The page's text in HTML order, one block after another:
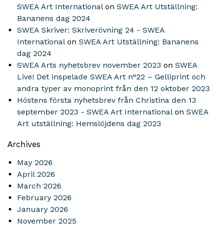
SWEA Art Internationalon SWEA Art Utställning:
Bananens dag 2024
SWEA Skriver: Skriverövning 24 - SWEA
Internationalon SWEA Art Utställning: Bananens
dag 2024
SWEA Arts nyhetsbrev november 2023 on SWEA
Live! Det inspelade SWEA Art n°22 – Gelliprint och
andra typer av monoprint från den 12 oktober 2023
Höstens första nyhetsbrev från Christina den 13
september 2023 - SWEA Art Internationalon SWEA
Art utställning: Hemslöjdens dag 2023
Archives
May 2026
April 2026
March 2026
February 2026
January 2026
November 2025